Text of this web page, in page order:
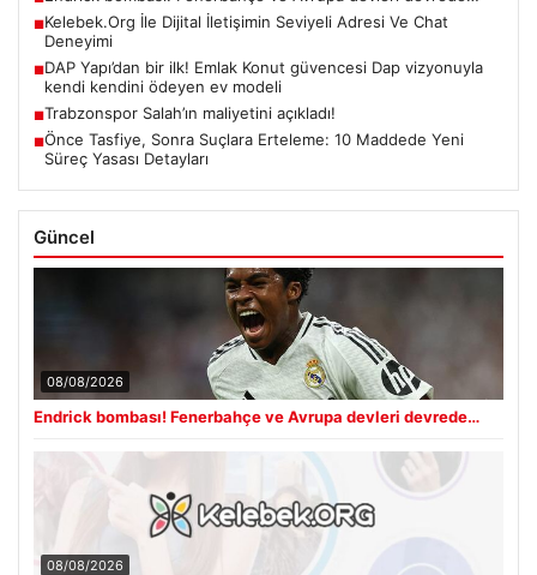
■Kelebek.Org İle Dijital İletişimin Seviyeli Adresi Ve Chat
Deneyimi
■DAP Yapı’dan bir ilk! Emlak Konut güvencesi Dap vizyonuyla
kendi kendini ödeyen ev modeli
■Trabzonspor Salah’ın maliyetini açıkladı!
■Önce Tasfiye, Sonra Suçlara Erteleme: 10 Maddede Yeni
Süreç Yasası Detayları
Güncel
08/08/2026
Endrick bombası! Fenerbahçe ve Avrupa devleri devrede…
08/08/2026